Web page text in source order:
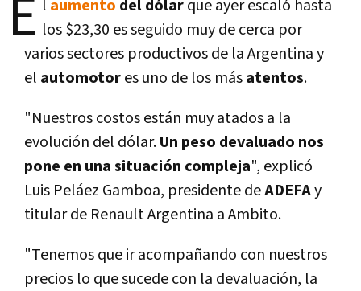
E l aumento del dólarque ayer escaló hasta
los $23,30 es seguido muy de cerca por
varios sectores productivos de la Argentina y
el automotores uno de los másatentos.
"Nuestros costos están muy atados a la
evolución del dólar.Un peso devaluado nos
pone en una situación compleja", explicó
Luis Peláez Gamboa, presidente deADEFAy
titular de Renault Argentina a Ambito.
"Tenemos que ir acompañando con nuestros
precios lo que sucede con la devaluación, la